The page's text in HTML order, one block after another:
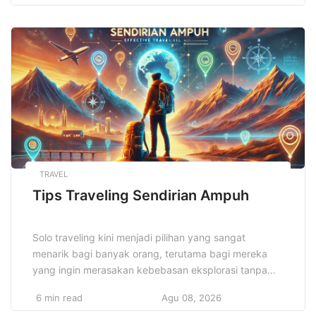
peluang kerja. Dengan memilih universitas yang tepat,
Anda dapat memastikan bahwa pendidikan yang
diterima tidak […]
TRAVEL
Tips Traveling Sendirian Ampuh
Solo traveling kini menjadi pilihan yang sangat
menarik bagi banyak orang, terutama bagi mereka
yang ingin merasakan kebebasan eksplorasi tanpa
personal. Meskipun traveling sendiri sering dianggap
6 min read Agu 08, 2026